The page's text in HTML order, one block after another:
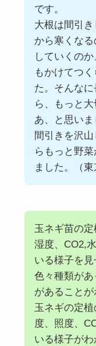
です。
大根は間引
から寒くな
していくの
もかけてつ
た。そんな
ら、もっと
あ、と思いま
間引きを沢
らもっと野
ました。（東
玉ネギ苗の定
湿度、CO2,
いる様子を
色々種類が
があることが
玉ネギの定
度、照度、
いる様子が